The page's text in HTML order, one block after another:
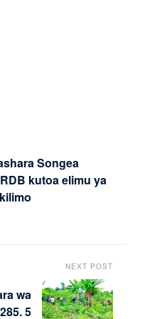
Songea
kutoa elimu ya
NEXT POST
wa
5